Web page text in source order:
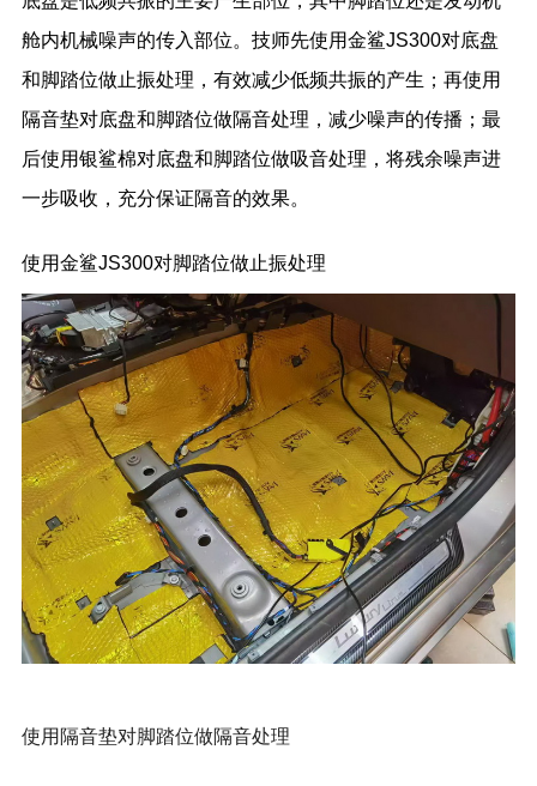
舱内机械噪声的传入部位。技师先使用金鲨JS300对底盘
和脚踏位做止振处理，有效减少低频共振的产生；再使用
隔音垫对底盘和脚踏位做隔音处理，减少噪声的传播；最
后使用银鲨棉对底盘和脚踏位做吸音处理，将残余噪声进
一步吸收，充分保证隔音的效果。
使用金鲨JS300对脚踏位做止振处理
使用隔音垫对脚踏位做隔音处理